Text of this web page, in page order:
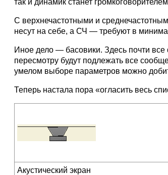
так и динамик станет
С верхнечастотными и
несут на себе, а СЧ — требуют в
Иное дело — басовики. Здесь почти
пересмотру будут подлежать все
умелом выборе параметров можно
Теперь настала пора «огласить весь
Акустический экран